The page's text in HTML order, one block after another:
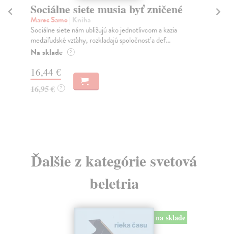
Sociálne siete musia byť zničené
Marec Samo| Kniha
Sociálne siete nám ubližujú ako jednotlivcom a kazia
medziľudské vzťahy, rozkladajú spoločnosť a def...
Na sklade ?
16,44 €
16,95 € ?
Ďalšie z kategórie svetová
beletria
na sklade